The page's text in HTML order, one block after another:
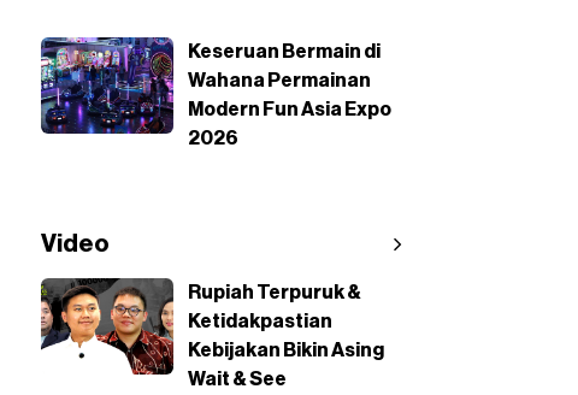
Keseruan Bermain di
Wahana Permainan
Modern Fun Asia Expo
2026
Video
Rupiah Terpuruk &
Ketidakpastian
Kebijakan Bikin Asing
Wait & See